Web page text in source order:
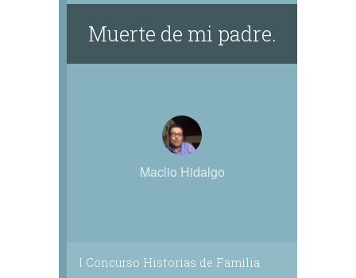
Muerte de mi padre.
Maclio Hidalgo
I Concurso Historias de Familia